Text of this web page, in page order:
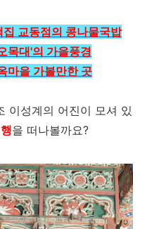
교동점의 콩나물국밥
목대'의 가을풍경
마을 가볼만한 곳
이성계의 어진이 모셔 있
을 떠나볼까요?